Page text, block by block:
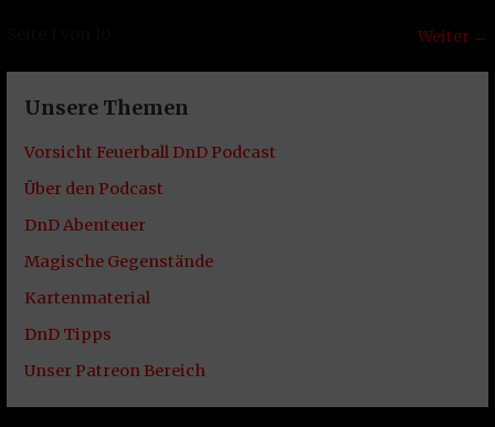
Weiter →
Unsere Themen
Vorsicht Feuerball DnD Podcast
Über den Podcast
DnD Abenteuer
Magische Gegenstände
Kartenmaterial
DnD Tipps
Unser Patreon Bereich